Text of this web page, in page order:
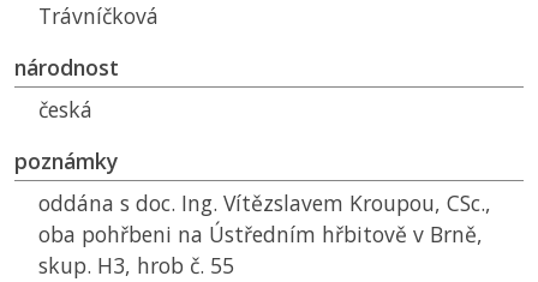
Trávníčková
národnost
česká
poznámky
oddána s doc. Ing. Vítězslavem Kroupou, CSc.,
oba pohřbeni na Ústředním hřbitově v Brně,
skup. H3, hrob č. 55